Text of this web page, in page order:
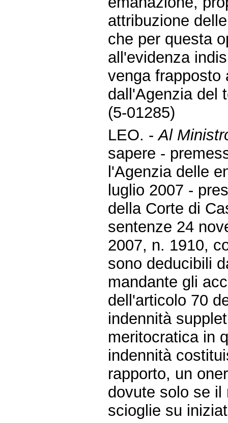
attribuzione
che per questa
all'evidenza
venga frapposto
dall'Agenzia del
(5-01285)
LEO. -Al
sapere -
l'Agenzia delle
luglio 2007 -
della Corte di
sentenze 24
2007, n. 1910,
sono deducibili
mandante gli
dell'articolo 70
indennità
meritocratica in
indennità
rapporto, un
dovute solo se il
scioglie su